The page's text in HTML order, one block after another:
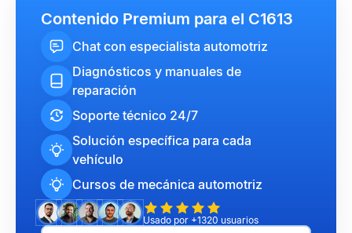
Contenido Premium para el C1613
Chat con especialista automotriz
Diagnósticos y manuales de
reparación
Soporte técnico 24/7
Solución específica para cada
vehículo
Cursos de mecánica automotriz
Usado por +1320 usuarios